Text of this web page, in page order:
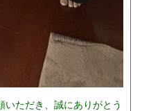
ただき、誠にありがとう